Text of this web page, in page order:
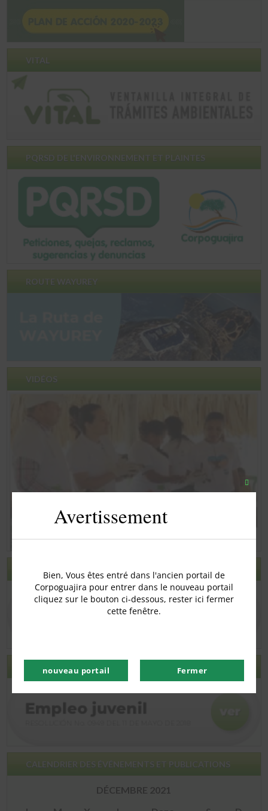
VITAL
PQRSD DE L'ENVIRONNEMENT ET PLAINTES
ROUTE WAYUREY
VIDÉOS
EMPLOI DES JEUNES
CALENDRIER DES ÉVÉNEMENTS ET PUBLICATIONS
DÉCEMBRE 2021
Avertissement
Bien, Vous êtes entré dans l'ancien portail de
Corpoguajira pour entrer dans le nouveau portail
cliquez sur le bouton ci-dessous, rester ici fermer
cette fenêtre.
nouveau portail Fermer